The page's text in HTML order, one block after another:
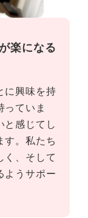
楽になる
に興味を持
っていま
と感じてし
す。私たち
く、そして
ようサポー